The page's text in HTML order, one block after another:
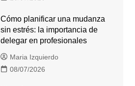
Cómo planificar una mudanza
sin estrés: la importancia de
delegar en profesionales
Maria Izquierdo
08/07/2026